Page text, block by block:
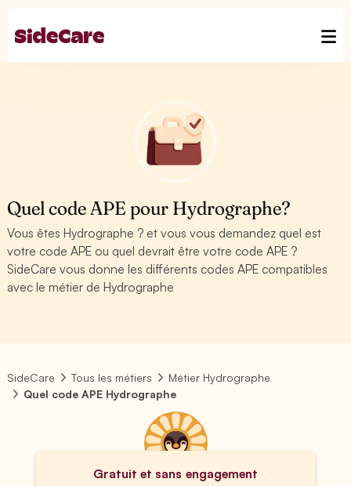
Quel code APE pour Hydrographe?
Vous êtes Hydrographe ? et vous vous demandez quel est
votre code APE ou quel devrait être votre code APE ?
SideCare vous donne les différents codes APE compatibles
avec le métier de Hydrographe
SideCare Tous les métiers
Métier Hydrographe
Quel code APE Hydrographe
Gratuit et sans engagement